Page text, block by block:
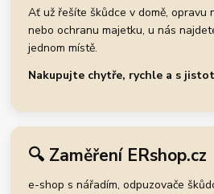
Ať už řešíte škůdce v domě, opravu
nebo ochranu majetku, u nás
jednom místě.
Nakupujte chytře, rychle a s
🔍 Zaměření ERshop.cz
e-shop s nářadím, odpuzovače